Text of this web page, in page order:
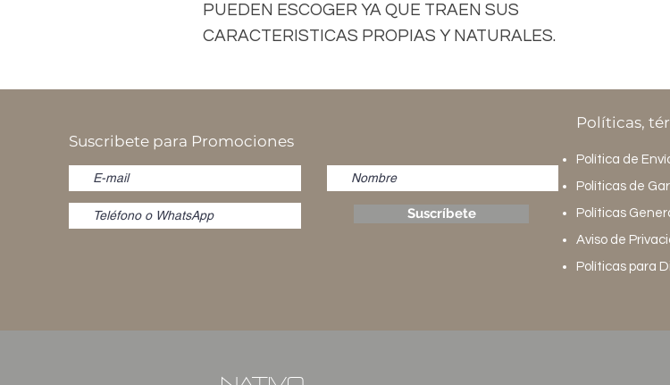
PUEDEN ESCOGER YA QUE TRAEN SUS
CARACTERISTICAS PROPIAS Y NATURALES.
Suscribete para Promociones
Suscríbete
Políticas,
Política de
Políticas de
Políticas
Aviso de
Políticas para